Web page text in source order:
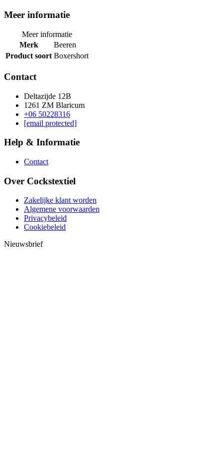
Meer informatie
Meer informatie
Merk
Beeren
Product soort Boxershort
Contact
Deltazijde 12B
1261 ZM Blaricum
+06 50228316
[email protected]
Help & Informatie
Contact
Over Cockstextiel
Zakelijke klant worden
Algemene voorwaarden
Privacybeleid
Cookiebeleid
Nieuwsbrief